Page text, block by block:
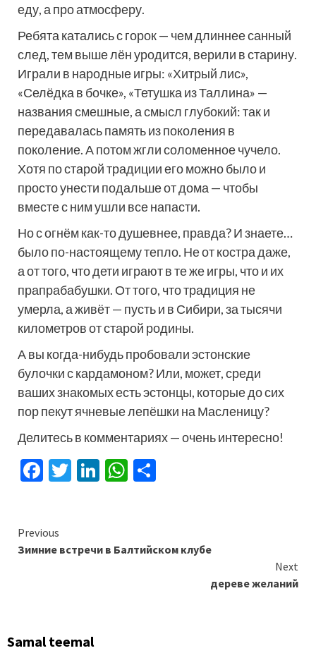
еду, а про атмосферу.
Ребята катались с горок — чем длиннее санный
след, тем выше лён уродится, верили в старину.
Играли в народные игры: «Хитрый лис»,
«Селёдка в бочке», «Тетушка из Таллина» —
названия смешные, а смысл глубокий: так и
передавалась память из поколения в
поколение. А потом жгли соломенное чучело.
Хотя по старой традиции его можно было и
просто унести подальше от дома — чтобы
вместе с ним ушли все напасти.
Но с огнём как-то душевнее, правда? И знаете…
было по-настоящему тепло. Не от костра даже,
а от того, что дети играют в те же игры, что и их
прапрабабушки. От того, что традиция не
умерла, а живёт — пусть и в Сибири, за тысячи
километров от старой родины.
А вы когда-нибудь пробовали эстонские
булочки с кардамоном? Или, может, среди
ваших знакомых есть эстонцы, которые до сих
пор пекут ячневые лепёшки на Масленицу?
Делитесь в комментариях — очень интересно!
Facebook
Twitter
LinkedIn
WhatsApp
Continue
Reading
Previous
Зимние встречи в Балтийском клубе
Next
дереве желаний
Samal teemal